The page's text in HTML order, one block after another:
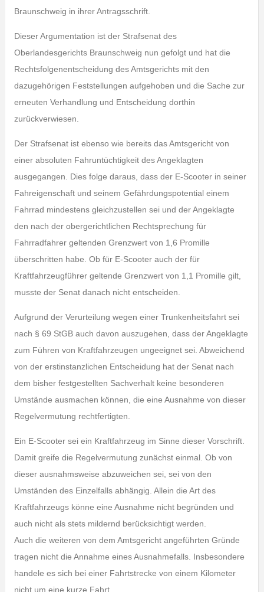
Braunschweig in ihrer Antragsschrift.
Dieser Argumentation ist der Strafsenat des
Oberlandesgerichts Braunschweig nun gefolgt und hat die
Rechtsfolgenentscheidung des Amtsgerichts mit den
dazugehörigen Feststellungen aufgehoben und die Sache zur
erneuten Verhandlung und Entscheidung dorthin
zurückverwiesen.
Der Strafsenat ist ebenso wie bereits das Amtsgericht von
einer absoluten Fahruntüchtigkeit des Angeklagten
ausgegangen. Dies folge daraus, dass der E-Scooter in seiner
Fahreigenschaft und seinem Gefährdungspotential einem
Fahrrad mindestens gleichzustellen sei und der Angeklagte
den nach der obergerichtlichen Rechtsprechung für
Fahrradfahrer geltenden Grenzwert von 1,6 Promille
überschritten habe. Ob für E-Scooter auch der für
Kraftfahrzeugführer geltende Grenzwert von 1,1 Promille gilt,
musste der Senat danach nicht entscheiden.
Aufgrund der Verurteilung wegen einer Trunkenheitsfahrt sei
nach § 69 StGB auch davon auszugehen, dass der Angeklagte
zum Führen von Kraftfahrzeugen ungeeignet sei. Abweichend
von der erstinstanzlichen Entscheidung hat der Senat nach
dem bisher festgestellten Sachverhalt keine besonderen
Umstände ausmachen können, die eine Ausnahme von dieser
Regelvermutung rechtfertigten.
Ein E-Scooter sei ein Kraftfahrzeug im Sinne dieser Vorschrift.
Damit greife die Regelvermutung zunächst einmal. Ob von
dieser ausnahmsweise abzuweichen sei, sei von den
Umständen des Einzelfalls abhängig. Allein die Art des
Kraftfahrzeugs könne eine Ausnahme nicht begründen und
auch nicht als stets mildernd berücksichtigt werden.
Auch die weiteren von dem Amtsgericht angeführten Gründe
tragen nicht die Annahme eines Ausnahmefalls. Insbesondere
handele es sich bei einer Fahrtstrecke von einem Kilometer
nicht um eine kurze Fahrt.